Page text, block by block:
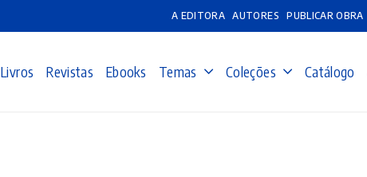
A EDITORA AUTORES PUBLICAR OBRA
Livros Revistas Ebooks Temas Coleções Catálogo